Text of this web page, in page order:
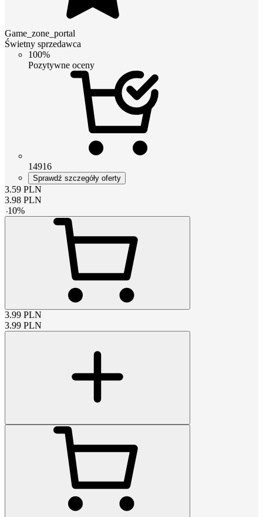
Game_zone_portal
Świetny sprzedawca
100%
Pozytywne oceny
14916
Sprawdź szczegóły oferty
3.59 PLN
3.98 PLN
-10%
3.99 PLN
3.99 PLN